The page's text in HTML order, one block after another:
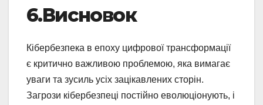
6.Висновок
Кібербезпека в епоху цифрової трансформації
є критично важливою проблемою, яка вимагає
уваги та зусиль усіх зацікавлених сторін.
Загрози кібербезпеці постійно еволюціонують, і